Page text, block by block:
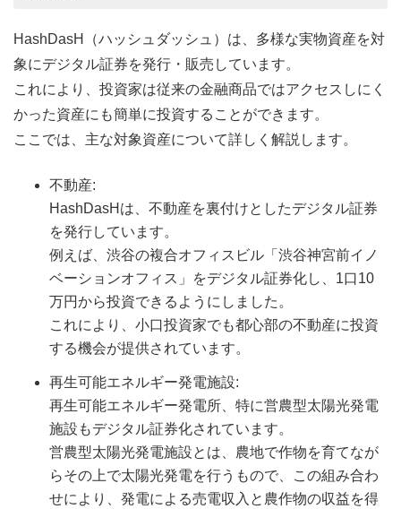
HashDasH（ハッシュダッシュ）は、多様な実物資産を対
象にデジタル証券を発行・販売しています。
これにより、投資家は従来の金融商品ではアクセスしにく
かった資産にも簡単に投資することができます。
ここでは、主な対象資産について詳しく解説します。
不動産:
HashDasHは、不動産を裏付けとしたデジタル証券
を発行しています。
例えば、渋谷の複合オフィスビル「渋谷神宮前イノ
ベーションオフィス」をデジタル証券化し、1口10
万円から投資できるようにしました。
これにより、小口投資家でも都心部の不動産に投資
する機会が提供されています。
再生可能エネルギー発電施設:
再生可能エネルギー発電所、特に営農型太陽光発電
施設もデジタル証券化されています。
営農型太陽光発電施設とは、農地で作物を育てなが
らその上で太陽光発電を行うもので、この組み合わ
せにより、発電による売電収入と農作物の収益を得